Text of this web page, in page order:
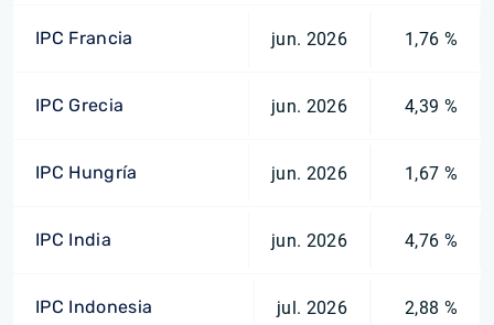
IPC Francia jun. 2026 1,76 %
IPC Grecia jun. 2026 4,39 %
IPC Hungría jun. 2026 1,67 %
IPC India jun. 2026 4,76 %
IPC Indonesia jul. 2026 2,88 %